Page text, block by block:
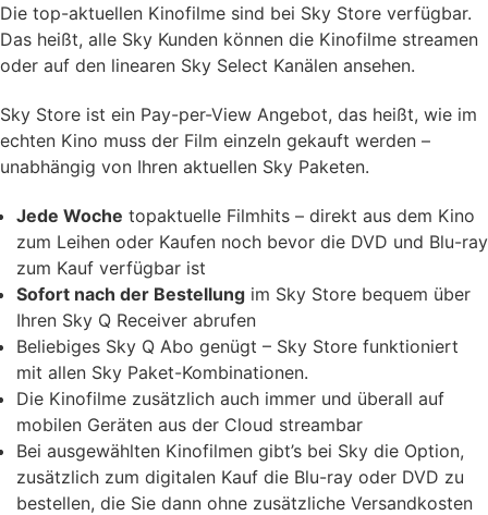
Die top-aktuellen Kinofilme sind bei Sky Store verfügbar.
Das heißt, alle Sky Kunden können die Kinofilme streamen
oder auf den linearen Sky Select Kanälen ansehen.
Sky Store ist ein Pay-per-View Angebot, das heißt, wie im
echten Kino muss der Film einzeln gekauft werden –
unabhängig von Ihren aktuellen Sky Paketen.
Jede Woche topaktuelle Filmhits – direkt aus dem Kino
zum Leihen oder Kaufen noch bevor die DVD und Blu-ray
zum Kauf verfügbar ist
Sofort nach der Bestellung im Sky Store bequem über
Ihren Sky Q Receiver abrufen
Beliebiges Sky Q Abo genügt – Sky Store funktioniert
mit allen Sky Paket-Kombinationen.
Die Kinofilme zusätzlich auch immer und überall auf
mobilen Geräten aus der Cloud streambar
Bei ausgewählten Kinofilmen gibt’s bei Sky die Option,
zusätzlich zum digitalen Kauf die Blu-ray oder DVD zu
bestellen, die Sie dann ohne zusätzliche Versandkosten